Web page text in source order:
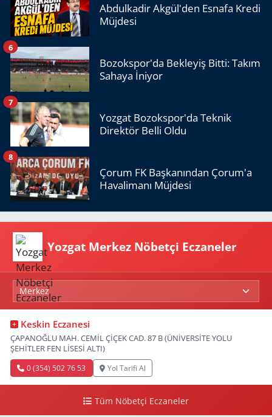
Abdulkadir Akgül'den Esnafa Kredi
Müjdesi
Bozokspor'da Bekleyiş Bitti: Takım
Sahaya İniyor
6
Yozgat Bozokspor'da Teknik
Direktör Belli Oldu
7
Çorum FK Başkanından Çorum'a
Havalimanı Müjdesi
8
Yozgat Merkez Nöbetçi Eczaneler
Keskin Eczanesi
ÇAPANOĞLU MAH. CEMİL ÇİÇEK CAD. 87 B (ÜNİVERSİTE YOLU
ŞEHİTLER FEN LİSESİ ALTI)
0 (354) 502 76 53 Yol Tarifi Al
Tüm Nöbetçi Eczaneler